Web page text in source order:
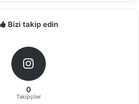
Bizi takip edin
0
Takipçiler